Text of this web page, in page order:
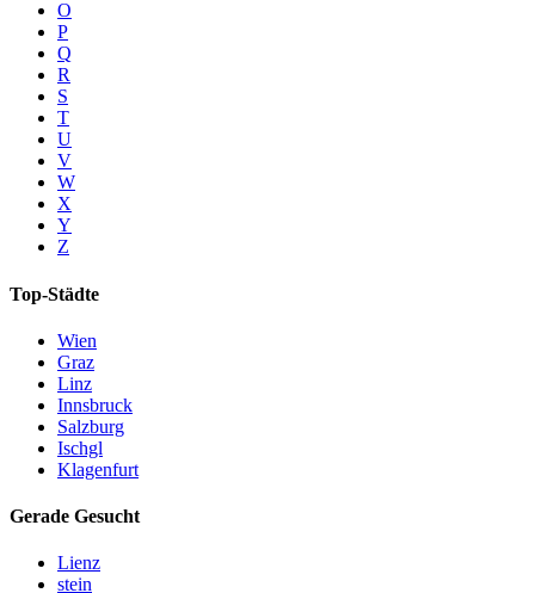
O
P
Q
R
S
T
U
V
W
X
Y
Z
Top-Städte
Wien
Graz
Linz
Innsbruck
Salzburg
Ischgl
Klagenfurt
Gerade Gesucht
Lienz
stein